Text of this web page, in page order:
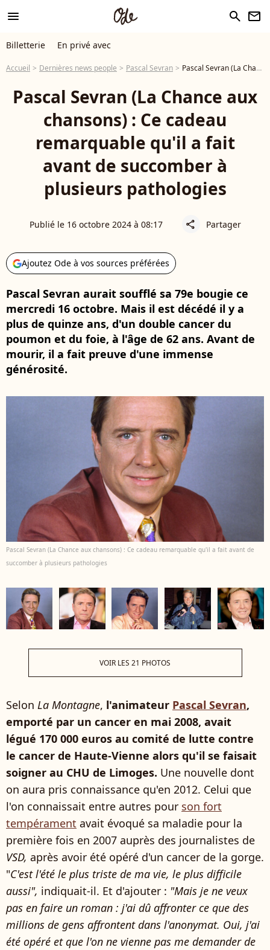
menu search newsletter
Billetterie En privé avec
Accueil Dernières news people Pascal Sevran Pascal Sevran (La Chance aux chansons) : Ce cadeau remarquable qu'il a fait avant de succomber à plusieurs pathologies
Pascal Sevran (La Chance aux
chansons) : Ce cadeau
remarquable qu'il a fait
avant de succomber à
plusieurs pathologies
Publié le 16 octobre 2024 à 08:17 share Partager
Ajoutez Ode à vos sources préférées
Pascal Sevran aurait soufflé sa 79e bougie ce
mercredi 16 octobre. Mais il est décédé il y a
plus de quinze ans, d'un double cancer du
poumon et du foie, à l'âge de 62 ans. Avant de
mourir, il a fait preuve d'une immense
générosité.
Pascal Sevran (La Chance aux chansons) : Ce cadeau remarquable qu'il a fait avant de
succomber à plusieurs pathologies
VOIR LES 21 PHOTOS
Selon La Montagne, l'animateur Pascal Sevran,
emporté par un cancer en mai 2008, avait
légué 170 000 euros au comité de lutte contre
le cancer de Haute-Vienne alors qu'il se faisait
soigner au CHU de Limoges. Une nouvelle dont
on aura pris connaissance qu'en 2012. Celui que
l'on connaissait entre autres pour son fort
tempérament avait évoqué sa maladie pour la
première fois en 2007 auprès des journalistes de
VSD, après avoir été opéré d'un cancer de la gorge.
"C'est l'été le plus triste de ma vie, le plus difficile
aussi", indiquait-il. Et d'ajouter : "Mais je ne veux
pas en faire un roman : j'ai dû affronter ce que des
millions de gens affrontent dans l'anonymat. Oui, j'ai
été opéré et que l'on ne vienne pas me demander de